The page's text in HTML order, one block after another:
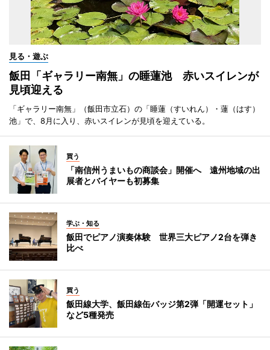
見る・遊ぶ
飯田「ギャラリー南無」の睡蓮池 赤いスイレンが
見頃迎える
「ギャラリー南無」（飯田市立石）の「睡蓮（すいれん）・蓮（はす）
池」で、8月に入り、赤いスイレンが見頃を迎えている。
買う
「南信州うまいもの商談会」開催へ 遠州地域の出
展者とバイヤーも初募集
学ぶ・知る
飯田でピアノ演奏体験 世界三大ピアノ2台を弾き
比べ
買う
飯田線大学、飯田線缶バッジ第2弾「開運セット」
など5種発売